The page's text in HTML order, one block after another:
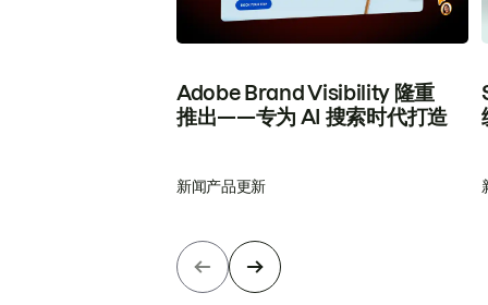
Adobe Brand Visibility 隆重
推出——专为 AI 搜索时代打造
新闻产品更新